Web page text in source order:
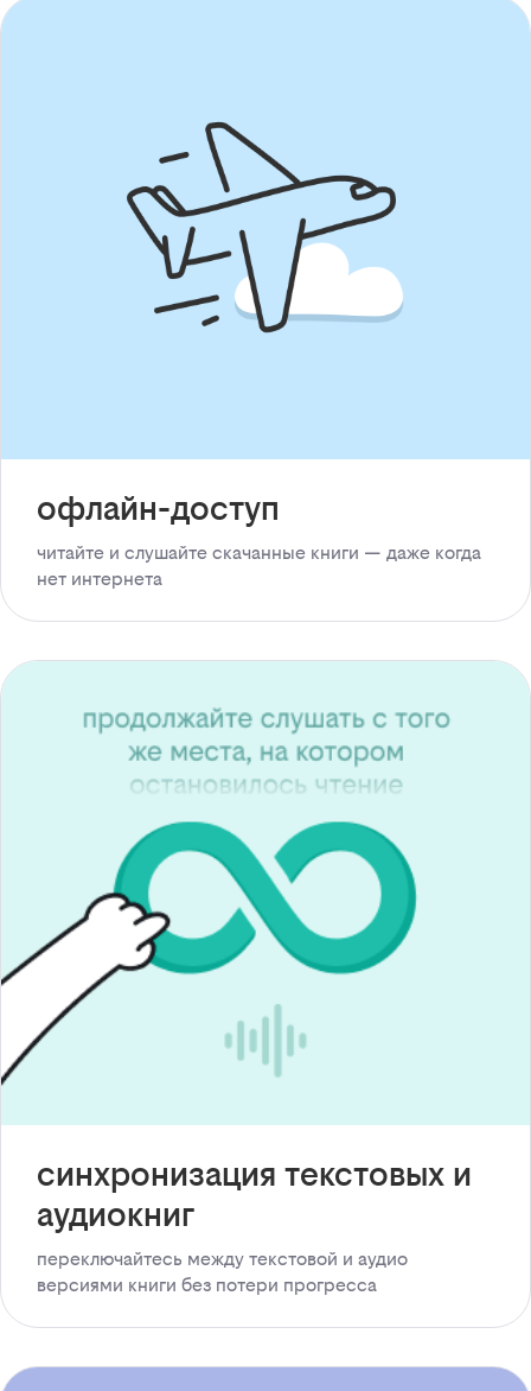
офлайн-доступ
читайте и слушайте скачанные книги — даже когда
нет интернета
синхронизация текстовых и
аудиокниг
переключайтесь между текстовой и аудио
версиями книги без потери прогресса